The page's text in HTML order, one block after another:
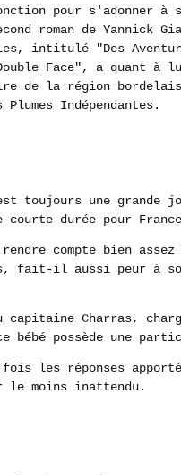
pour s'adonner à
roman de Yannick
intitulé "Des
Face", a quant à
de la région
Indépendantes.
toujours une grande
durée pour
compte bien
fait-il aussi peur à
capitaine Charras,
bébé possède une
les réponses
le moins inattendu.